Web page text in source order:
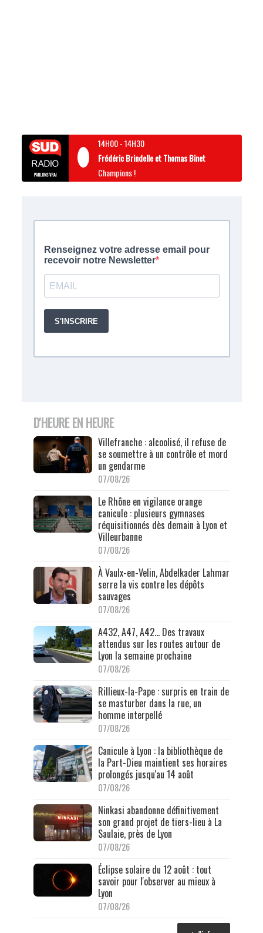
14H00-14H30
Frédéric Brindelle et Thomas Binet
Champions !
D'HEURE EN HEURE
Villefranche : alcoolisé, il refuse de
se soumettre à un contrôle et mord
un gendarme
07/08/26
Le Rhône en vigilance orange
canicule : plusieurs gymnases
réquisitionnés dès demain à Lyon et
Villeurbanne
07/08/26
À Vaulx-en-Velin, Abdelkader Lahmar
serre la vis contre les dépôts
sauvages
07/08/26
A432, A47, A42… Des travaux
attendus sur les routes autour de
Lyon la semaine prochaine
07/08/26
Rillieux-la-Pape : surpris en train de
se masturber dans la rue, un
homme interpellé
07/08/26
Canicule à Lyon : la bibliothèque de
la Part-Dieu maintient ses horaires
prolongés jusqu'au 14 août
07/08/26
Ninkasi abandonne définitivement
son grand projet de tiers-lieu à La
Saulaie, près de Lyon
07/08/26
Éclipse solaire du 12 août : tout
savoir pour l'observer au mieux à
Lyon
07/08/26